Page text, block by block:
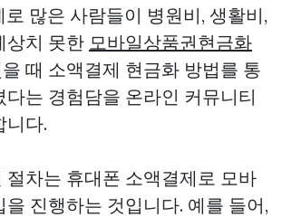
많은 사람들이 병원비, 생활비,
상치 못한 모바일상품권현금화
때 소액결제 현금화 방법를 통
다는 경험담을 온라인 커뮤니티
니다.
절차는 휴대폰 소액결제로 모바
을 진행하는 것입니다. 예를 들어,